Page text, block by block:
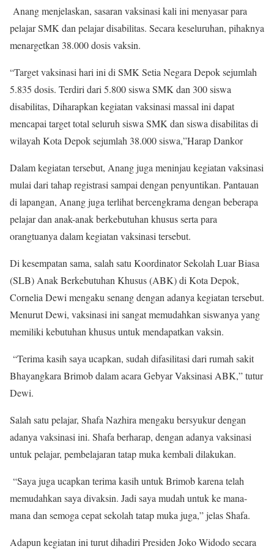
Anang menjelaskan, sasaran vaksinasi kali ini menyasar para
pelajar SMK dan pelajar disabilitas. Secara keseluruhan, pihaknya
menargetkan 38.000 dosis vaksin.
“Target vaksinasi hari ini di SMK Setia Negara Depok sejumlah
5.835 dosis. Terdiri dari 5.800 siswa SMK dan 300 siswa
disabilitas, Diharapkan kegiatan vaksinasi massal ini dapat
mencapai target total seluruh siswa SMK dan siswa disabilitas di
wilayah Kota Depok sejumlah 38.000 siswa,”Harap Dankor
Dalam kegiatan tersebut, Anang juga meninjau kegiatan vaksinasi
mulai dari tahap registrasi sampai dengan penyuntikan. Pantauan
di lapangan, Anang juga terlihat bercengkrama dengan beberapa
pelajar dan anak-anak berkebutuhan khusus serta para
orangtuanya dalam kegiatan vaksinasi tersebut.
Di kesempatan sama, salah satu Koordinator Sekolah Luar Biasa
(SLB) Anak Berkebutuhan Khusus (ABK) di Kota Depok,
Cornelia Dewi mengaku senang dengan adanya kegiatan tersebut.
Menurut Dewi, vaksinasi ini sangat memudahkan siswanya yang
memiliki kebutuhan khusus untuk mendapatkan vaksin.
“Terima kasih saya ucapkan, sudah difasilitasi dari rumah sakit
Bhayangkara Brimob dalam acara Gebyar Vaksinasi ABK,” tutur
Dewi.
Salah satu pelajar, Shafa Nazhira mengaku bersyukur dengan
adanya vaksinasi ini. Shafa berharap, dengan adanya vaksinasi
untuk pelajar, pembelajaran tatap muka kembali dilakukan.
“Saya juga ucapkan terima kasih untuk Brimob karena telah
memudahkan saya divaksin. Jadi saya mudah untuk ke mana-
mana dan semoga cepat sekolah tatap muka juga,” jelas Shafa.
Adapun kegiatan ini turut dihadiri Presiden Joko Widodo secara